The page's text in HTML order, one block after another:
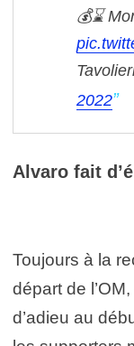
💰⌛️
2022
Alvaro fait
Toujours à la
départ de
d’adieu au